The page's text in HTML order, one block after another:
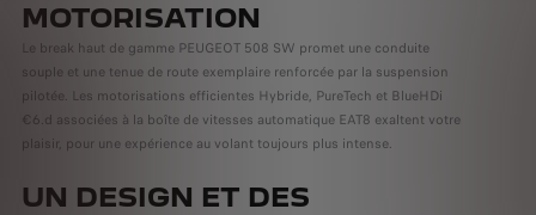
MOTORISATION
Le break haut de gamme PEUGEOT 508 SW promet une conduite
souple et une tenue de route exemplaire renforcée par la suspension
pilotée. Les motorisations efficientes Hybride, PureTech et BlueHDi
€6.d associées à la boîte de vitesses automatique EAT8 exaltent votre
plaisir, pour une expérience au volant toujours plus intense.
UN DESIGN ET DES